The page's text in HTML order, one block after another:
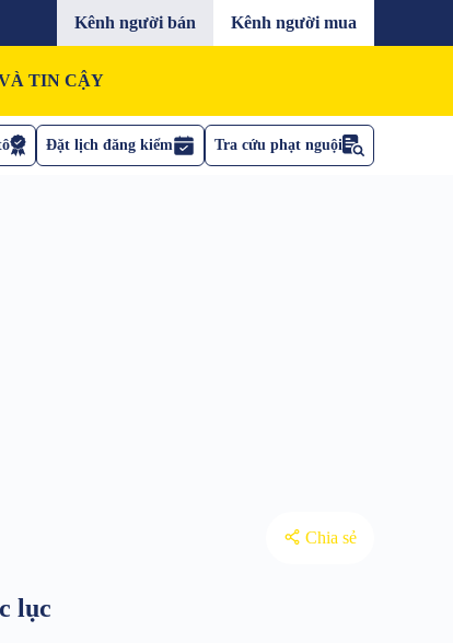
Kênh người bán Kênh người mua
TIN CẬY
Đặt lịch đăng kiểm Tra cứu phạt nguội
Chia sẻ
lục